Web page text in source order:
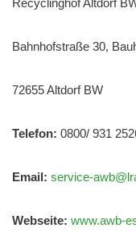
Recyclinghof Altdorf
Bahnhofstraße 30,
72655 Altdorf BW
Telefon: 0800/ 931
Email: service-
Webseite: www.awb-